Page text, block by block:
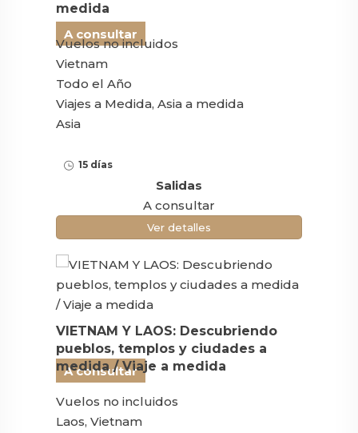
A consultar
medida
Vuelos no incluidos
Vietnam
Todo el Año
Viajes a Medida, Asia a medida
Asia
15 días
Salidas
A consultar
Ver detalles
A consultar
VIETNAM Y LAOS: Descubriendo
pueblos, templos y ciudades a
medida / Viaje a medida
Vuelos no incluidos
Laos, Vietnam